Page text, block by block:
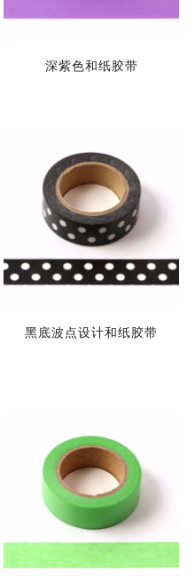
深紫色和纸胶带
黑底波点设计和纸胶带